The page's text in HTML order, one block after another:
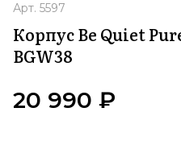
Арт. 5597
Корпус Be Quiet
BGW38
20 990 ₽